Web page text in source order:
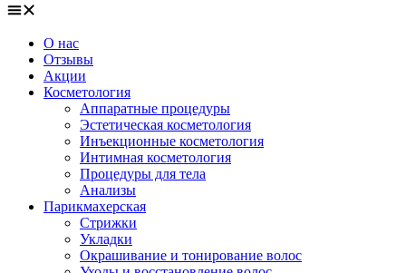
О нас
Отзывы
Акции
Косметология
Аппаратные процедуры
Эстетическая косметология
Инъекционные косметология
Интимная косметология
Процедуры для тела
Анализы
Парикмахерская
Стрижки
Укладки
Окрашивание и тонирование волос